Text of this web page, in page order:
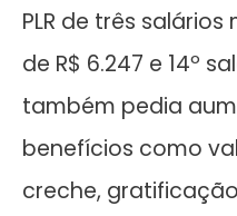
PLR de três
de R$ 6.247 e 14º
também pedia
benefícios como
creche,